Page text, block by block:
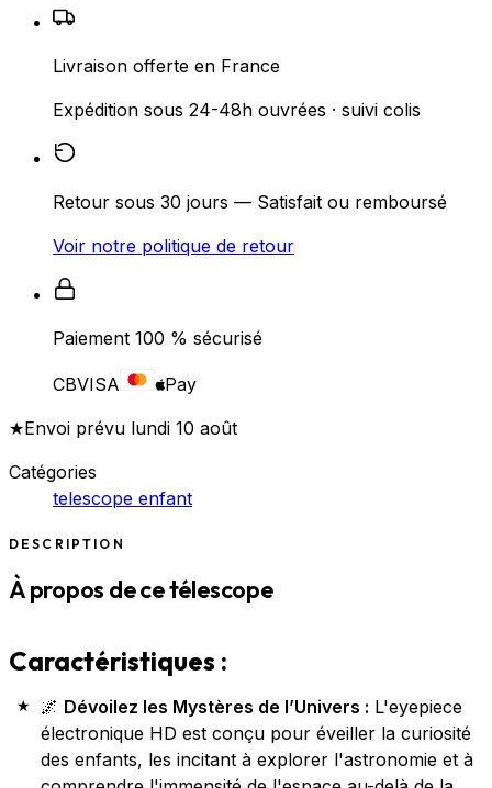
Livraison offerte en France
Expédition sous 24-48h ouvrées · suivi colis
Retour sous 30 jours — Satisfait ou remboursé
Voir notre politique de retour
Paiement 100 % sécurisé
CBVISA
Pay
★Envoi prévu lundi 10 août
Catégories
telescope enfant
DESCRIPTION
À propos de ce télescope
Caractéristiques :
🌌 Dévoilez les Mystères de l’Univers : L'eyepiece
électronique HD est conçu pour éveiller la curiosité
des enfants, les incitant à explorer l'astronomie et à